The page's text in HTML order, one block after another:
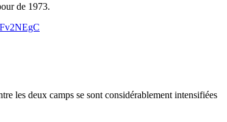
de 1973.
les deux camps se sont considérablement intensifiées